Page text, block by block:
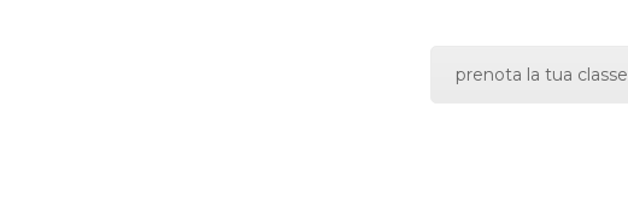
prenota la tua classe